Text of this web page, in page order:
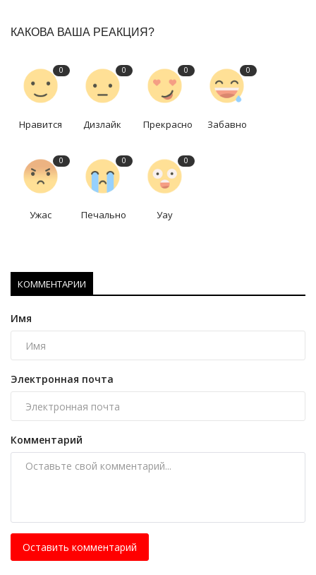
КАКОВА ВАША РЕАКЦИЯ?
0
Нравится
0
Дизлайк
0
Прекрасно
0
Забавно
0
Ужас
0
Печально
0
Уау
КОММЕНТАРИИ
Имя
Электронная почта
Комментарий
Оставить комментарий